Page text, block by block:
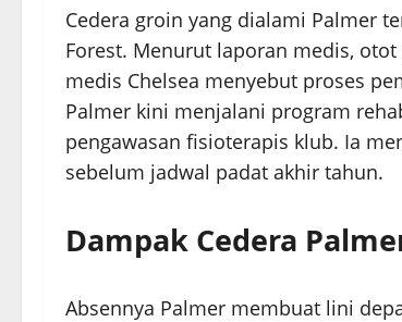
Cedera groin yang dialami Palmer
Forest. Menurut laporan medis,
medis Chelsea menyebut proses
Palmer kini menjalani program
pengawasan fisioterapis klub. Ia
sebelum jadwal padat akhir tahun.
Dampak Cedera
Absennya Palmer membuat lini